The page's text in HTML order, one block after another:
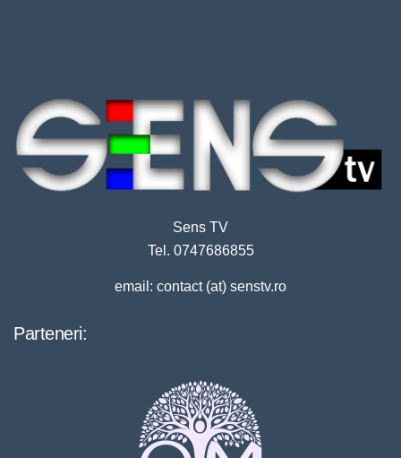
Sens TV
Tel. 0747686855
email: contact (at) senstv.ro
Parteneri: